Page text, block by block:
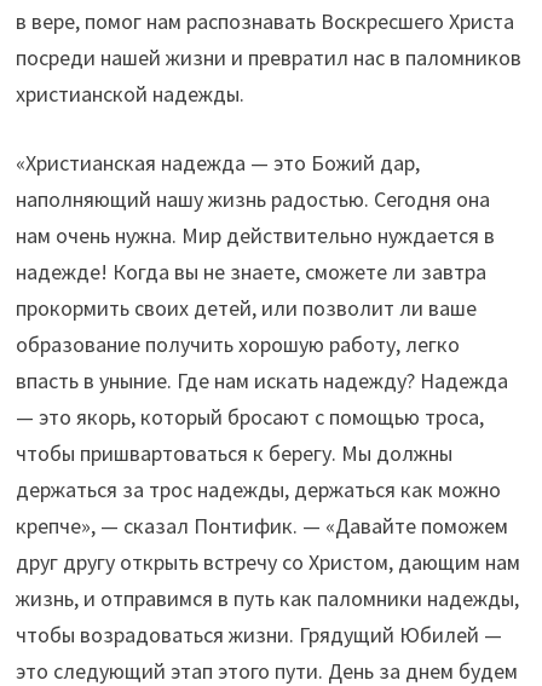
в вере, помог нам распознавать Воскресшего Христа
посреди нашей жизни и превратил нас в паломников
христианской надежды.
«Христианская надежда — это Божий дар,
наполняющий нашу жизнь радостью. Сегодня она
нам очень нужна. Мир действительно нуждается в
надежде! Когда вы не знаете, сможете ли завтра
прокормить своих детей, или позволит ли ваше
образование получить хорошую работу, легко
впасть в уныние. Где нам искать надежду? Надежда
— это якорь, который бросают с помощью троса,
чтобы пришвартоваться к берегу. Мы должны
держаться за трос надежды, держаться как можно
крепче», — сказал Понтифик. — «Давайте поможем
друг другу открыть встречу со Христом, дающим нам
жизнь, и отправимся в путь как паломники надежды,
чтобы возрадоваться жизни. Грядущий Юбилей —
это следующий этап этого пути. День за днем будем